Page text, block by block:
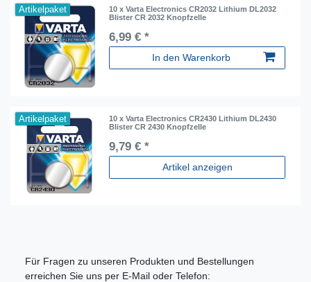
Artikelpaket
10 x Varta Electronics CR2032 Lithium DL2032
Blister CR 2032 Knopfzelle
6,99 € *
In den Warenkorb
Artikelpaket
10 x Varta Electronics CR2430 Lithium DL2430
Blister CR 2430 Knopfzelle
9,79 € *
Artikel anzeigen
Für Fragen zu unseren Produkten und Bestellungen
erreichen Sie uns per E-Mail oder Telefon: